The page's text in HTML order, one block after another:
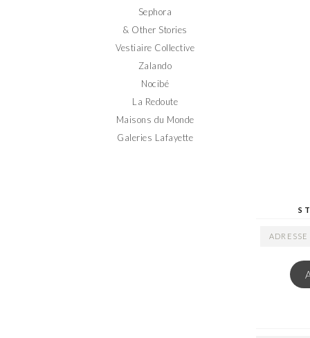
Sephora
& Other Stories
Vestiaire Collective
Zalando
Nocibé
La Redoute
Maisons du Monde
Galeries Lafayette
ADRESSE